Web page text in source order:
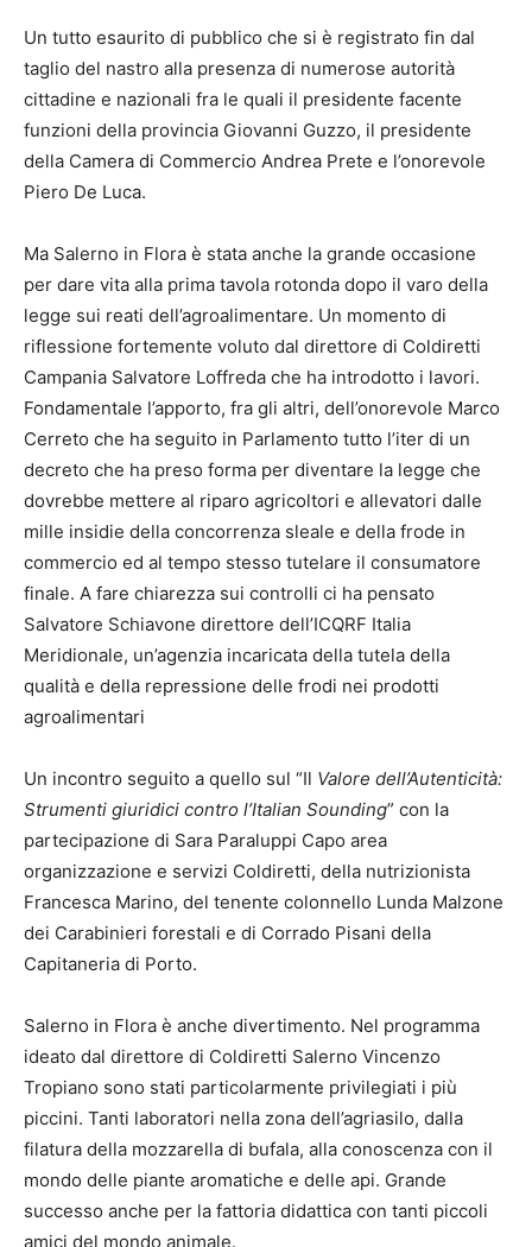
Un tutto esaurito di pubblico che si è registrato fin dal
taglio del nastro alla presenza di numerose autorità
cittadine e nazionali fra le quali il presidente facente
funzioni della provincia Giovanni Guzzo, il presidente
della Camera di Commercio Andrea Prete e l’onorevole
Piero De Luca.
Ma Salerno in Flora è stata anche la grande occasione
per dare vita alla prima tavola rotonda dopo il varo della
legge sui reati dell’agroalimentare. Un momento di
riflessione fortemente voluto dal direttore di Coldiretti
Campania Salvatore Loffreda che ha introdotto i lavori.
Fondamentale l’apporto, fra gli altri, dell’onorevole Marco
Cerreto che ha seguito in Parlamento tutto l’iter di un
decreto che ha preso forma per diventare la legge che
dovrebbe mettere al riparo agricoltori e allevatori dalle
mille insidie della concorrenza sleale e della frode in
commercio ed al tempo stesso tutelare il consumatore
finale. A fare chiarezza sui controlli ci ha pensato
Salvatore Schiavone direttore dell’ICQRF Italia
Meridionale, un’agenzia incaricata della tutela della
qualità e della repressione delle frodi nei prodotti
agroalimentari
Un incontro seguito a quello sul “Il Valore dell’Autenticità:
Strumenti giuridici contro l’Italian Sounding” con la
partecipazione di Sara Paraluppi Capo area
organizzazione e servizi Coldiretti, della nutrizionista
Francesca Marino, del tenente colonnello Lunda Malzone
dei Carabinieri forestali e di Corrado Pisani della
Capitaneria di Porto.
Salerno in Flora è anche divertimento. Nel programma
ideato dal direttore di Coldiretti Salerno Vincenzo
Tropiano sono stati particolarmente privilegiati i più
piccini. Tanti laboratori nella zona dell’agriasilo, dalla
filatura della mozzarella di bufala, alla conoscenza con il
mondo delle piante aromatiche e delle api. Grande
successo anche per la fattoria didattica con tanti piccoli
amici del mondo animale.